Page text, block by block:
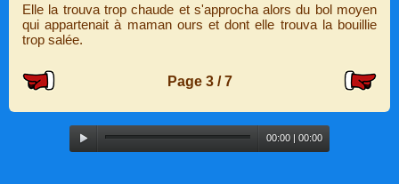
Elle la trouva trop chaude et s'approcha alors du bol moyen
qui appartenait à maman ours et dont elle trouva la bouillie
trop salée.
Page 3 / 7
Audio
Player
00:00 |00:00